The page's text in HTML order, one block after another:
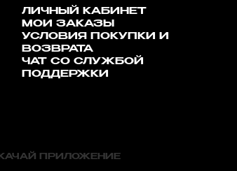
ЛИЧНЫЙ КАБИНЕТ
МОИ ЗАКАЗЫ
УСЛОВИЯ ПОКУПКИ И
ВОЗВРАТА
ЧАТ СО СЛУЖБОЙ
ПОДДЕРЖКИ
ПРИЛОЖЕНИЕ